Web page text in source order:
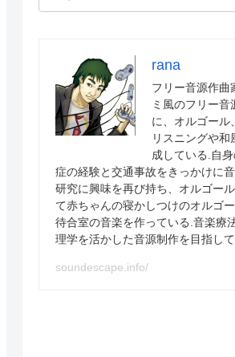
rana
フリー音源作曲
ミ風のフリー音
に、オルゴール
リスニングや和
成している.自
症の経験と交通事故をきっかけに
研究に興味を再び持ち、オルゴー
て赤ちゃんの寝かしつけのオルゴ
待合室の音楽を作っている.音楽療
理学を活かした音源制作を目指して
soundescape.info/